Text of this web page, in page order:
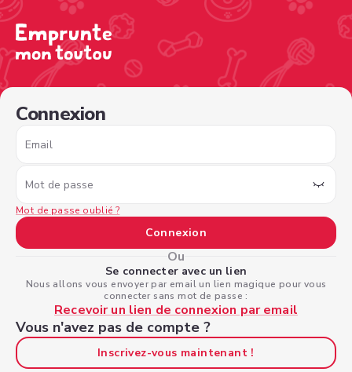
Connexion
Email
Mot de passe
Mot de passe oublié ?
Connexion
Ou
Se connecter avec un lien
Nous allons vous envoyer par email un lien magique pour vous
connecter sans mot de passe :
Recevoir un lien de connexion par email
Vous n'avez pas de compte ?
Inscrivez-vous maintenant !
/sign-in?nextPage=%2Fview-profile%2F83a232b6-90ff-